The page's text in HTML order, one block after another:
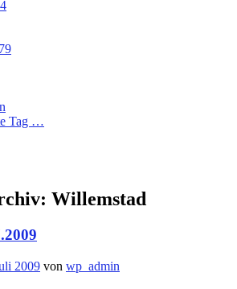
Tag …
Willemstad
2009 von wp_admin